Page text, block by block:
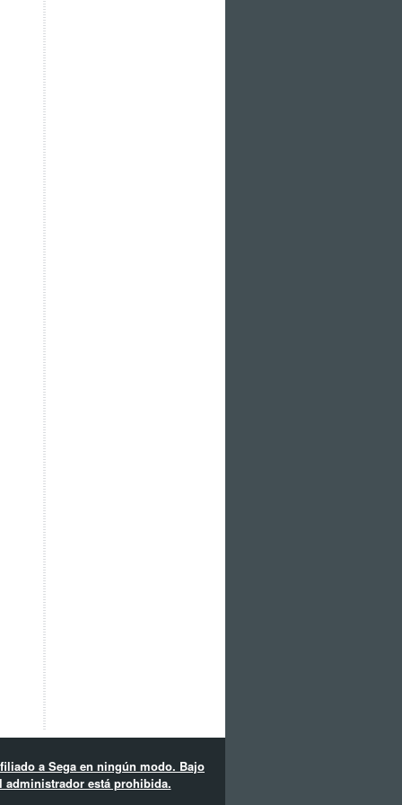
a Sega en ningún modo. Bajo
administrador está prohibida.